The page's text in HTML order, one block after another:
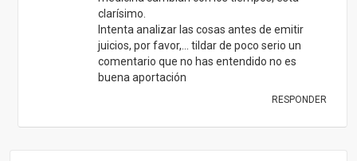
lácteo más al día, me gustaría tener una opción
rica para él y con gran aporte para su
crecimiento, qué opción me aconsejais para su
desayuno? o q sustitutivo de leche y bebida
sabrosa para mezclar con su Nesquick me
deciis que para un niño no será costoso